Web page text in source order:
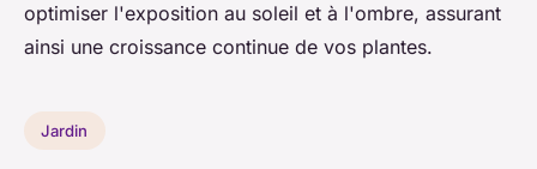
optimiser l'exposition au soleil et à l'ombre, assurant
ainsi une croissance continue de vos plantes.
Jardin